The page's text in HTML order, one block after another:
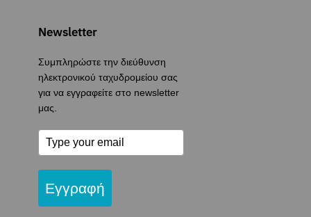
Newsletter
Συμπληρώστε την διεύθυνση
ηλεκτρονικού ταχυδρομείου σας
για να εγγραφείτε στο newsletter
μας.
Εγγραφή